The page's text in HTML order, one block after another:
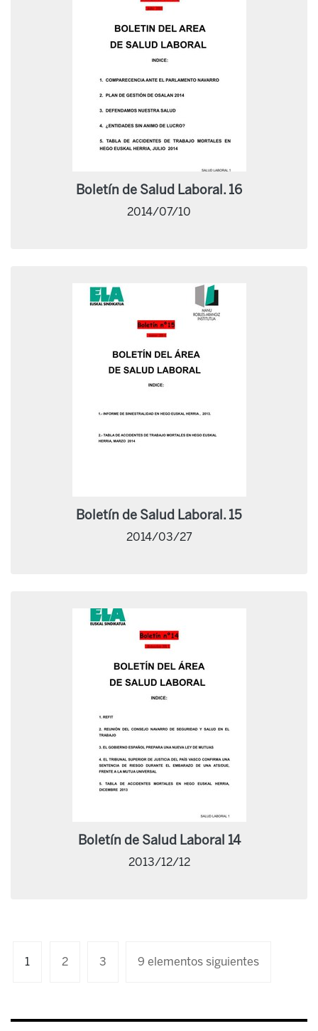
Boletín de Salud Laboral. 16
2014/07/10
Boletín de Salud Laboral. 15
2014/03/27
Boletín de Salud Laboral 14
2013/12/12
1 2 3 9 elementos siguientes